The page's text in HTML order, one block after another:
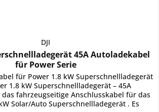
DJI
45A Autoladekabel
für Power Serie
für Power 1.8 kW Superschnellladegerät
1.8 kW Superschnellladegerät – 45A
fahrzeugseitige Anschlusskabel für das
Solar/Auto Superschnellladegerät . Es